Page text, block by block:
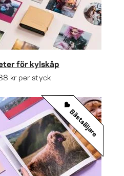
för kylskåp
kr per styck
Bästsäljare